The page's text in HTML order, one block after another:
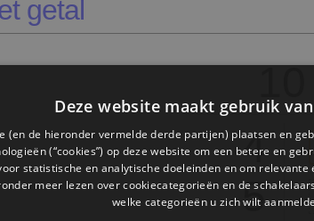
getal
4
5
Deze website maakt gebruik
(en de hieronder vermelde derde partijen) plaatsen en
(“cookies”) op deze website om een ​​betere en
statistische en analytische doeleinden en om
meer lezen over cookiecategorieën en de
welke categorieën u zich wilt